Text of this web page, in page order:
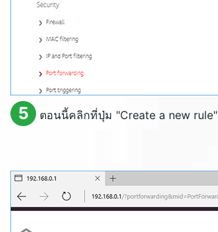
5 ตอนนี้คลิกที่ปุ่ม "Create a new rule"